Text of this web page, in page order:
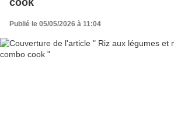
Publié le 05/05/2026 à 11:04